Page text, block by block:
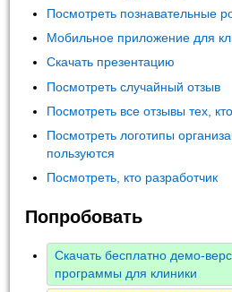
Посмотреть познавательные
Мобильное приложение для
Скачать презентацию
Посмотреть случайный отзыв
Посмотреть все отзывы тех,
Посмотреть логотипы
пользуются
Посмотреть, кто разработчик
Попробовать
Скачать бесплатно демо-
программы для клиники